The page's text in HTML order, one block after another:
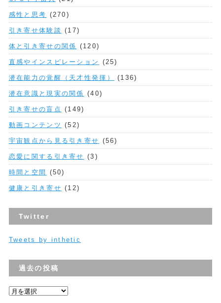
感性と思考 (270)
引き寄せ体験談 (17)
体と引き寄せの関係 (120)
直感やインスピレーション (25)
潜在能力の覚醒（天才性発揮） (136)
潜在意識と現実の関係 (40)
引き寄せの盲点 (149)
動画コンテンツ (52)
宇宙観点から見る引き寄せ (56)
恋愛に関する引き寄せ (3)
時間と空間 (50)
健康と引き寄せ (12)
Twitter
Tweets by inthetic
過去の投稿
過